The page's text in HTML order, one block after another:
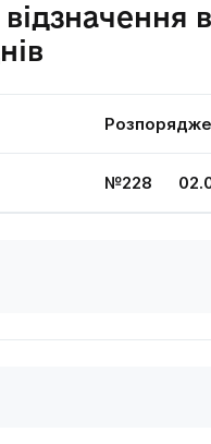
№228